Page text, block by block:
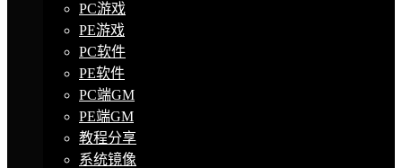
PC游戏
PE游戏
PC软件
PE软件
PC端GM
PE端GM
教程分享
系统镜像